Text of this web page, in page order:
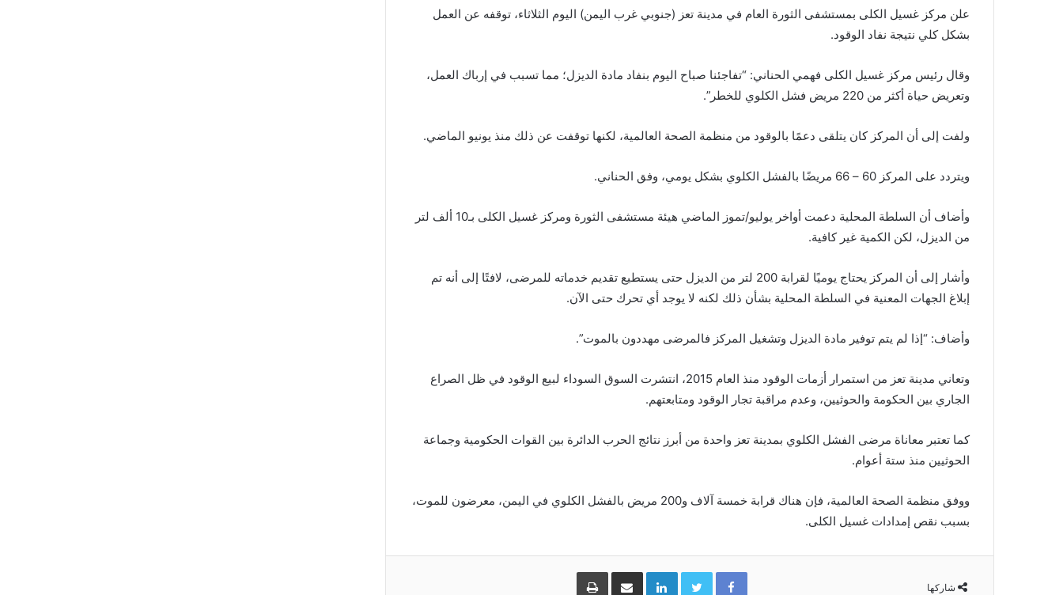
علن مركز غسيل الكلى بمستشفى الثورة العام في مدينة تعز (جنوبي غرب اليمن) اليوم الثلاثاء، توقفه عن العمل
بشكل كلي نتيجة نفاد الوقود.
وقال رئيس مركز غسيل الكلى فهمي الحناني: “تفاجئنا صباح اليوم بنفاد مادة الديزل؛ مما تسبب في إرباك العمل،
وتعريض حياة أكثر من 220 مريض فشل الكلوي للخطر”.
ولفت إلى أن المركز كان يتلقى دعمًا بالوقود من منظمة الصحة العالمية، لكنها توقفت عن ذلك منذ يونيو الماضي.
ويتردد على المركز 60 – 66 مريضًا بالفشل الكلوي بشكل يومي، وفق الحناني.
وأضاف أن السلطة المحلية دعمت أواخر يوليو/تموز الماضي هيئة مستشفى الثورة ومركز غسيل الكلى بـ10 ألف لتر
من الديزل، لكن الكمية غير كافية.
وأشار إلى أن المركز يحتاج يوميًا لقرابة 200 لتر من الديزل حتى يستطيع تقديم خدماته للمرضى، لافتًا إلى أنه تم
إبلاغ الجهات المعنية في السلطة المحلية بشأن ذلك لكنه لا يوجد أي تحرك حتى الآن.
وأضاف: “إذا لم يتم توفير مادة الديزل وتشغيل المركز فالمرضى مهددون بالموت”.
وتعاني مدينة تعز من استمرار أزمات الوقود منذ العام 2015، انتشرت السوق السوداء لبيع الوقود في ظل الصراع
الجاري بين الحكومة والحوثيين، وعدم مراقبة تجار الوقود ومتابعتهم.
كما تعتبر معاناة مرضى الفشل الكلوي بمدينة تعز واحدة من أبرز نتائج الحرب الدائرة بين القوات الحكومية وجماعة
الحوثيين منذ ستة أعوام.
ووفق منظمة الصحة العالمية، فإن هناك قرابة خمسة آلاف و200 مريض بالفشل الكلوي في اليمن، معرضون للموت،
بسبب نقص إمدادات غسيل الكلى.
شاركها
Facebook
Twitter
LinkedInمشاركة عبر البريد طباعة